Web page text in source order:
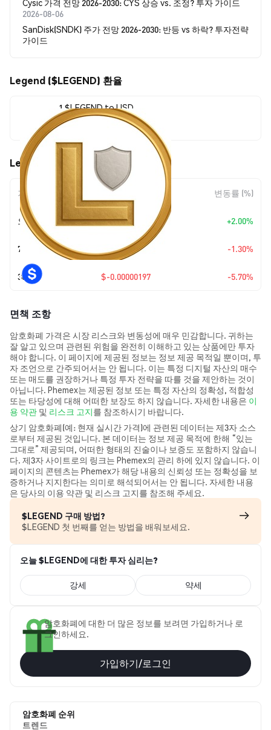
Cysic 가격 전망 2026-2030: CYS 상승 vs. 조정? 투자 가이드
2026-08-06
SanDisk(SNDK) 주가 전망 2026-2030: 반등 vs 하락? 투자전략
가이드
Legend ($LEGEND) 환율
1 $LEGEND to USD
$0.00003252
Legend ($LEGEND) 가격 움직임
기간 변동 폭 변동률 (%)
오늘 +$0.00000064 +2.00%
7일 $-0.00000043 -1.30%
30일 $-0.00000197 -5.70%
면책 조항
암호화폐 가격은 시장 리스크와 변동성에 매우 민감합니다. 귀하는
잘 알고 있으며 관련된 위험을 완전히 이해하고 있는 상품에만 투자
해야 합니다. 이 페이지에 제공된 정보는 정보 제공 목적일 뿐이며, 투
자 조언으로 간주되어서는 안 됩니다. 이는 특정 디지털 자산의 매수
또는 매도를 권장하거나 특정 투자 전략을 따를 것을 제안하는 것이
아닙니다. Phemex는 제공된 정보 또는 특정 자산의 정확성, 적합성
또는 타당성에 대해 어떠한 보장도 하지 않습니다. 자세한 내용은 이
용 약관 및 리스크 고지를 참조하시기 바랍니다.
상기 암호화폐(예: 현재 실시간 가격)에 관련된 데이터는 제3자 소스
로부터 제공된 것입니다. 본 데이터는 정보 제공 목적에 한해 “있는
그대로” 제공되며, 어떠한 형태의 진술이나 보증도 포함하지 않습니
다. 제3자 사이트로의 링크는 Phemex의 관리 하에 있지 않습니다. 이
페이지의 콘텐츠는 Phemex가 해당 내용의 신뢰성 또는 정확성을 보
증하거나 지지한다는 의미로 해석되어서는 안 됩니다. 자세한 내용
은 당사의 이용 약관 및 리스크 고지를 참조해 주세요.
$LEGEND 구매 방법?
$LEGEND 첫 번째를 얻는 방법을 배워보세요.
오늘 $LEGEND에 대한 투자 심리는?
강세 약세
암호화폐에 대한 더 많은 정보를 보려면 가입하거나 로
그인하세요.
가입하기/로그인
암호화폐 순위
트렌드